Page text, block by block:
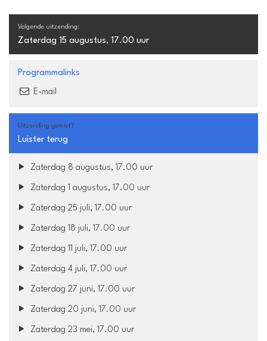
Volgende uitzending:
Zaterdag 15 augustus, 17.00 uur
Programmalinks
E-mail
Uitzending gemist?
Luister terug
Zaterdag 8 augustus, 17.00 uur
Zaterdag 1 augustus, 17.00 uur
Zaterdag 25 juli, 17.00 uur
Zaterdag 18 juli, 17.00 uur
Zaterdag 11 juli, 17.00 uur
Zaterdag 4 juli, 17.00 uur
Zaterdag 27 juni, 17.00 uur
Zaterdag 20 juni, 17.00 uur
Zaterdag 23 mei, 17.00 uur